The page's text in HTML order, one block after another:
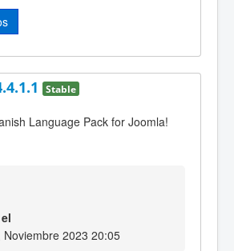
Stable
Language Pack for Joomla!
Noviembre 2023 20:05